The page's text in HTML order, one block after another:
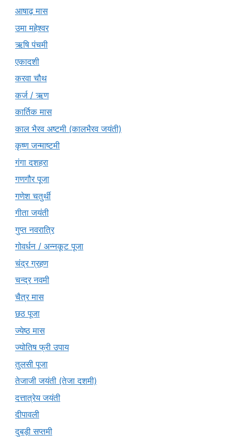
आषाढ़ मास
उमा महेश्वर
ऋषि पंचमी
एकादशी
करवा चौथ
कर्ज / ऋण
कार्तिक मास
काल भैरव अष्टमी (कालभैरव जयंती)
कृष्ण जन्माष्टमी
गंगा दशहरा
गणगौर पूजा
गणेश चतुर्थी
गीता जयंती
गुप्त नवरात्रि
गोवर्धन / अन्नकूट पूजा
चंद्र ग्रहण
चन्द्र नवमी
चैत्र मास
छठ पूजा
ज्येष्ठ मास
ज्योतिष फ्री उपाय
तुलसी पूजा
तेजाजी जयंती (तेजा दशमी)
दत्तात्रेय जयंती
दीपावली
दुबड़ी सप्तमी